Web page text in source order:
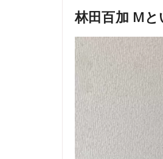
林田百加 Mと